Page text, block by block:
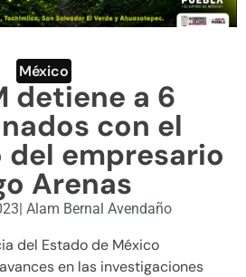
DEPORTES
SECTION
VIDEOS
México
detiene a 6
con el
del empresario
Arenas
| Alam Bernal Avendaño
del Estado de México
en las investigaciones